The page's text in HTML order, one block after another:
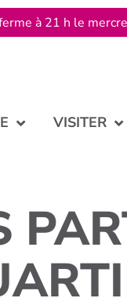
VISITER
à 21 h le